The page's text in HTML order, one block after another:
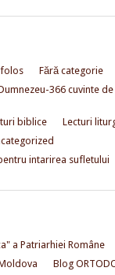
Fără categorie
366 cuvinte
biblice Lecturi
intarirea sufletului
a Patriarhiei Române
Blog